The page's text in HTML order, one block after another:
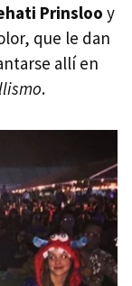
Prinsloo y
que le dan
allí en
.